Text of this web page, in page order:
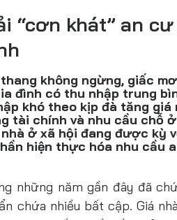
“cơn khát” an
không ngừng, giấc
đình có thu nhập trung
khó theo kịp đà tăng giá
tài chính và nhu cầu chỗ
ở xã hội đang được kỳ
hiện thực hóa nhu cầu
những năm gần đây đã
chứa nhiều bất cập. Giá